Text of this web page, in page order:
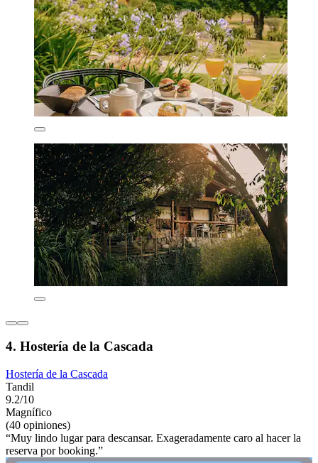
4. Hostería de la Cascada
Hostería de la Cascada
Tandil
9.2/10
Magnífico
(40 opiniones)
“Muy lindo lugar para descansar. Exageradamente caro al hacer la
reserva por booking.”